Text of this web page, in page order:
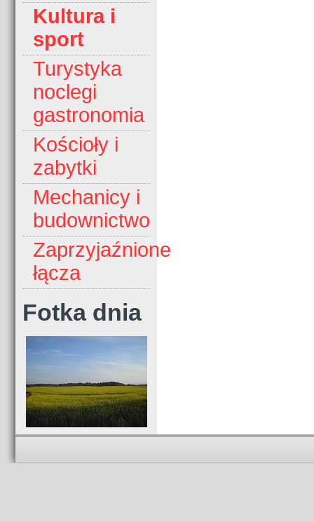
Kultura i
sport
Turystyka
noclegi
gastronomia
Kościoły i
zabytki
Mechanicy i
budownictwo
Zaprzyjaźnione
łącza
Fotka dnia